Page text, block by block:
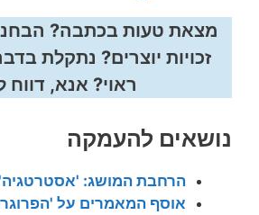
מצאת טעות בכתבה?
זכויות יוצרים? נתקלת
ראוי? אנא, דווח
נושאים להעמקה
הרחבת המושג:
אוסף המאמרים על